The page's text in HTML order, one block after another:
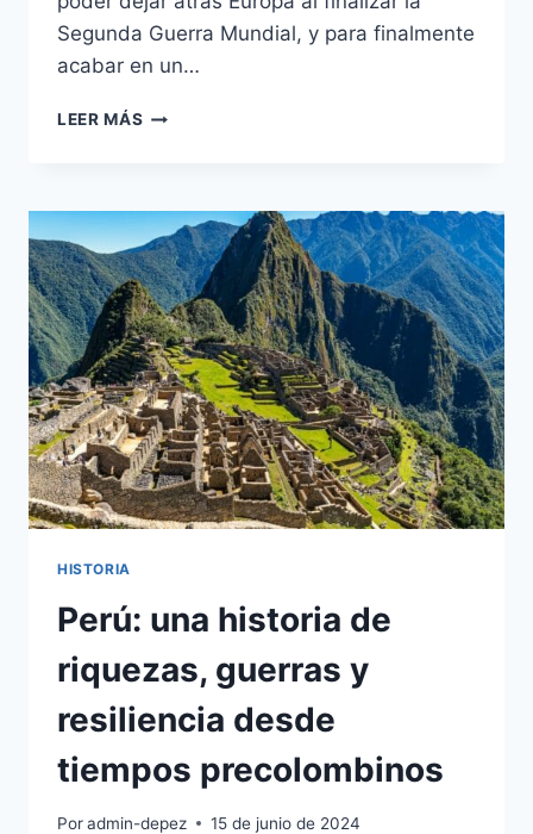
Segunda Guerra Mundial, y para finalmente
acabar en un…
LEER MÁS LA
RATAS:
CÓMO
LOS
NAZIS
ESCAPARON
A
SUDAMÉRICA
HISTORIA
Perú: una historia de
riquezas, guerras y
resiliencia desde
tiempos precolombinos
Poradmin-depez 15 de junio de 2024